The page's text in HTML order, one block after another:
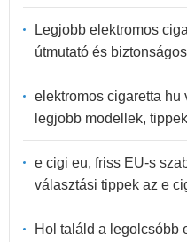
Legjobb elektromos
útmutató és
elektromos cigaretta
legjobb modellek,
e cigi eu, friss EU-s
választási tippek az e
Hol találd a